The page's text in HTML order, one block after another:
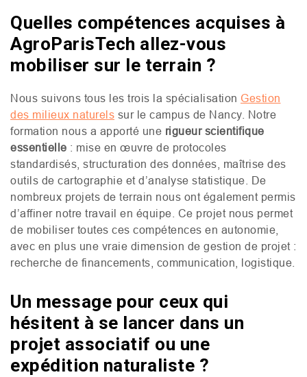
Quelles compétences acquises à
AgroParisTech allez-vous
mobiliser sur le terrain ?
Nous suivons tous les trois la spécialisation Gestion
des milieux naturels sur le campus de Nancy. Notre
formation nous a apporté une rigueur scientifique
essentielle : mise en œuvre de protocoles
standardisés, structuration des données, maîtrise des
outils de cartographie et d’analyse statistique. De
nombreux projets de terrain nous ont également permis
d’affiner notre travail en équipe. Ce projet nous permet
de mobiliser toutes ces compétences en autonomie,
avec en plus une vraie dimension de gestion de projet :
recherche de financements, communication, logistique.
Un message pour ceux qui
hésitent à se lancer dans un
projet associatif ou une
expédition naturaliste ?